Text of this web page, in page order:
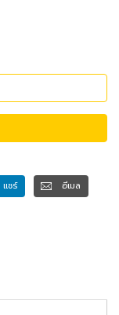
แชร์
อีเมล